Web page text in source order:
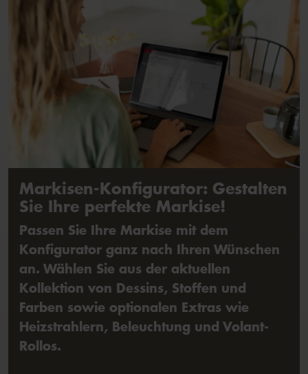
Markisen-Konfigurator: Gestalten
Sie Ihre perfekte Markise!
Passen Sie Ihre Markise mit dem
Konfigurator ganz nach Ihren Wünschen
an. Wählen Sie aus der aktuellen
Kollektion von Dessins, Stoffen und
Farben sowie optionalen Extras wie
Heizstrahlern, Beleuchtung und Volant-
Rollos.